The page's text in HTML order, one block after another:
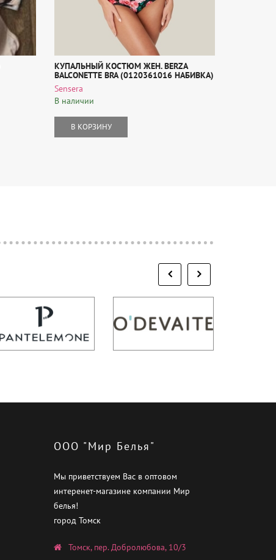
КУПАЛЬНЫЙ КОСТЮМ ЖЕН. BERZA
BALCONETTE BRA (0120361016 НАБИВКА)
Sensera
В наличии
В КОРЗИНУ
ООО "Мир Белья"
Мы приветствуем Вас в оптовом
интеренет-магазине компании Мир
белья!
город Томск
Томск, пер. Добролюбова, 10/3